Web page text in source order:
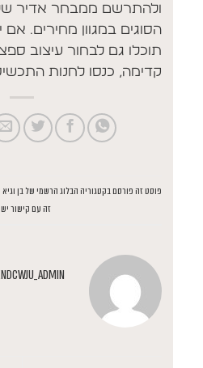
ולהתרשם ממבחר אדיר
הסוגים במגוון מחירים.
תוכלו גם לבחור עיצוב
קדימה, כנסו לחנות
פוסט זה פורסם בקטגוריההבלוג הרשמי של בן
זהעם קישור